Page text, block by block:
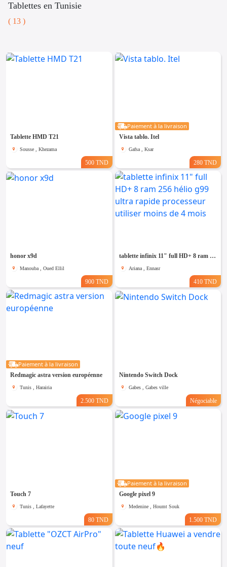
Tablettes en Tunisie
( 13 )
Tablette HMD T21
Sousse , Khezama
500 TND
Paiement à la livraison
Vista tablo. Itel
Gafsa , Ksar
280 TND
honor x9d
Manouba , Oued Ellil
900 TND
tablette infinix 11" full HD+ 8 ram 256 hélio g99 ultra rapide processeur utiliser moins de 4 mois
Ariana , Ennasr
410 TND
Paiement à la livraison
Redmagic astra version européenne
Tunis , Harairia
2.500 TND
Nintendo Switch Dock
Gabes , Gabes ville
Négociable
Touch 7
Tunis , Lafayette
80 TND
Paiement à la livraison
Google pixel 9
Medenine , Houmt Souk
1.500 TND